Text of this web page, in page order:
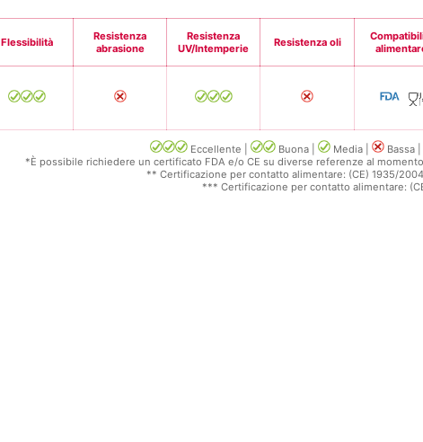
Flessibilità
Resistenza
abrasione
Resistenza
UV/Intemperie
Resistenza oli
Eccellente | Buona | Media | Bassa |
*È possibile richiedere un certificato FDA e/o CE su diverse referenze al
** Certificazione per contatto alimentare: (CE) 1935/2004
*** Certificazione per contatto alimentare: